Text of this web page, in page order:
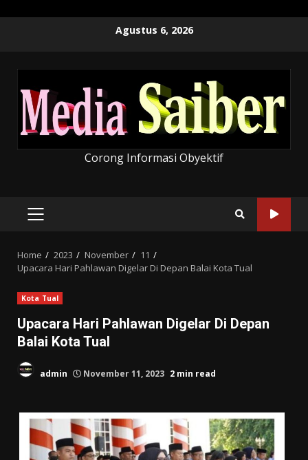
Agustus 6, 2026
Corong Informasi Obyektif
PRIMARY
Home 2023 November
11
Upacara Hari Pahlawan Digelar Di Depan Balai Kota Tual
Kota Tual
Upacara Hari Pahlawan Digelar Di Depan
Balai Kota Tual
admin November 11, 2023 2 min read